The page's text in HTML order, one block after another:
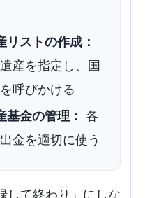
ストの作成：
産を指定し、国
呼びかける
金の管理： 各
金を適切に使う
して終わり」にしな